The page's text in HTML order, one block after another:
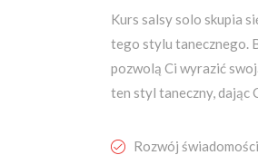
Kurs salsy solo skupia
tego stylu tanecznego.
pozwolą Ci wyrazić
ten styl taneczny, dając
Rozwój